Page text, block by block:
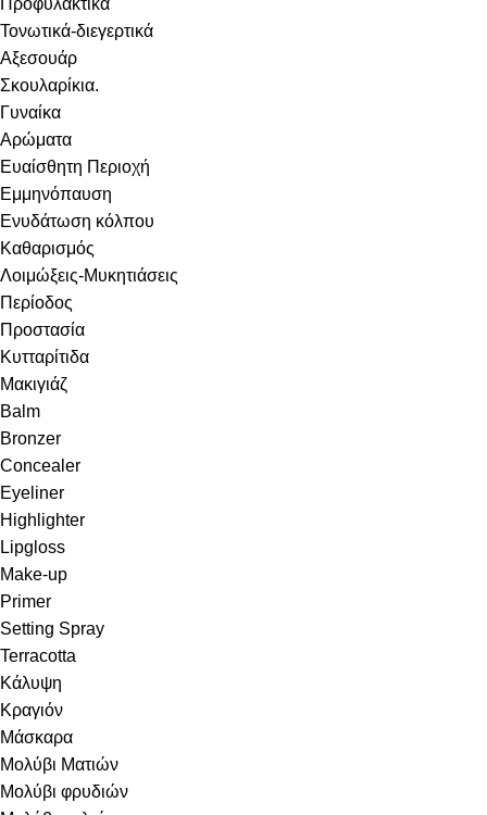
Προφυλακτικά
Τονωτικά-διεγερτικά
Αξεσουάρ
Σκουλαρίκια.
Γυναίκα
Αρώματα
Ευαίσθητη Περιοχή
Εμμηνόπαυση
Ενυδάτωση κόλπου
Καθαρισμός
Λοιμώξεις-Μυκητιάσεις
Περίοδος
Προστασία
Κυτταρίτιδα
Μακιγιάζ
Balm
Bronzer
Concealer
Eyeliner
Highlighter
Lipgloss
Make-up
Primer
Setting Spray
Terracotta
Κάλυψη
Κραγιόν
Μάσκαρα
Μολύβι Ματιών
Μολύβι φρυδιών